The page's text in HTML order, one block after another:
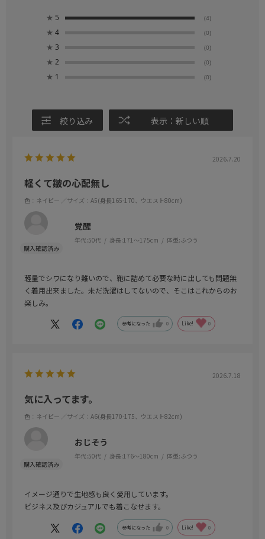
★ 5 (4)
★ 4 (0)
★ 3 (0)
★ 2 (0)
★ 1 (0)
絞り込み 表示：新しい順
2026.7.20
軽くて皺の心配無し
色：ネイビー ／サイズ：A5(身長165-170、ウエスト80cm)
覚醒
年代:50代 身長:171～175cm 体型:ふつう
軽量でシワになり難いので、鞄に詰めて必要な時に出しても問題無
く着用出来ました。未だ洗濯はしてないので、そこはこれからのお
楽しみ。
参考になった 0 Like! 0
2026.7.18
気に入ってます。
色：ネイビー ／サイズ：A6(身長170-175、ウエスト82cm)
おじそう
年代:50代 身長:176～180cm 体型:ふつう
イメージ通りで生地感も良く愛用しています。
ビジネス及びカジュアルでも着こなせます。
参考になった 0 Like! 0